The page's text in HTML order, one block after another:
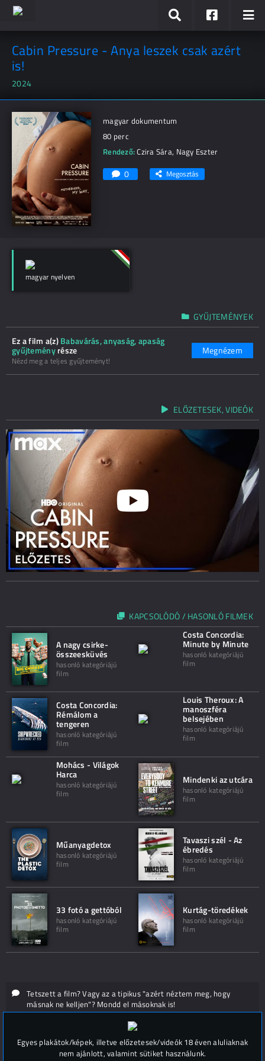
Cabin Pressure - Anya leszek csak azért
is!
2024
magyar dokumentum
80 perc
Rendező:Czira Sára, Nagy Eszter
0 Megosztás
magyar nyelven
GYŰJTEMÉNYEK
Ez a film a(z)Babavárás, anyaság, apaság
gyűjteményrésze
Nézd meg a teljes gyűjteményt!
Megnézem
ELŐZETESEK, VIDEÓK
KAPCSOLÓDÓ / HASONLÓ FILMEK
A nagy csirke-
összeesküvés
hasonló kategóriájú
film
Costa Concordia:
Minute by Minute
hasonló kategóriájú
film
Costa Concordia:
Rémálom a
tengeren
hasonló kategóriájú
film
Louis Theroux: A
manoszféra
belsejében
hasonló kategóriájú
film
Mohács - Világok
Harca
hasonló kategóriájú
film
Mindenki az utcára
hasonló kategóriájú
film
Műanyagdetox
hasonló kategóriájú
film
Tavaszi szél - Az
ébredés
hasonló kategóriájú
film
33 fotó a gettóból
hasonló kategóriájú
film
Kurtág-töredékek
hasonló kategóriájú
film
Tetszett a film? Vagy az a tipikus "azért néztem meg, hogy
másnak ne kelljen"? Mondd el másoknak is!
Hozzászólások (
Egyes plakátok/képek, illetve előzetesek/videók 18 éven aluliaknak
nem ajánlott, valamint sütiket használunk.